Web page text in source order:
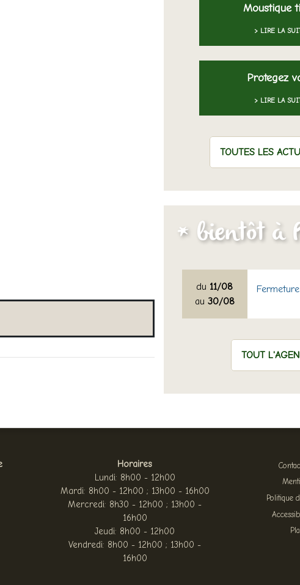
Moustique
> LIRE LA
Protegez
> LIRE LA
TOUTES LES
du 11/08
au 30/08
TOUT
Horaires
Lundi: 8h00 - 12h00
Mardi: 8h00 - 12h00 ; 13h00 - 16h00
Mercredi: 8h30 - 12h00 ; 13h00 -
16h00
Jeudi: 8h00 - 12h00
Vendredi: 8h00 - 12h00 ; 13h00 -
16h00
Politique